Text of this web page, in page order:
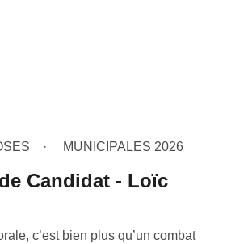
MUNICIPALES 2026
Candidat - Loïc
c’est bien plus qu’un combat